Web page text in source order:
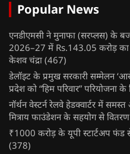
Popular News
एनडीएमसी ने मुनाफा (सरप्लस) के
2026–27 में Rs.143.05 करोड़ का
केशव चंद्रा (467)
डेलॉइट के प्रमुख सरकारी सम्मेलन
प्रदेश को “हिम परिवार” परियोजना
नॉर्थन वेस्टर्न रेलवे हेडक्वार्टर में
मित्राय फाउंडेशन के सहयोग से वितरण
₹1000 करोड़ के यूपी स्टार्टअप फंड
(378)